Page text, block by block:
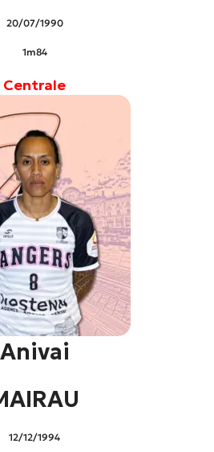
20/07/1990
1m84
Centrale
Anivai
12/12/1994